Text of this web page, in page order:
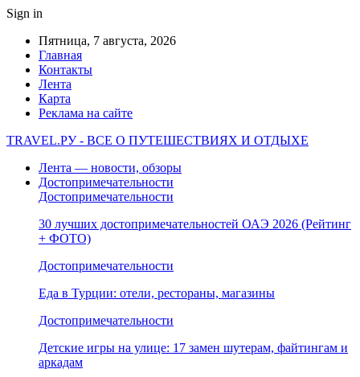
Sign in
Пятница, 7 августа, 2026
Главная
Контакты
Лента
Карта
Реклама на сайте
TRAVEL.РУ - ВСЕ О ПУТЕШЕСТВИЯХ И ОТДЫХЕ
Лента — новости, обзоры
Достопримечательности
Достопримечательности
30 лучших достопримечательностей ОАЭ 2026 (Рейтинг
+ ФОТО)
Достопримечательности
Еда в Турции: отели, рестораны, магазины
Достопримечательности
Детские игры на улице: 17 замен шутерам, файтингам и
аркадам